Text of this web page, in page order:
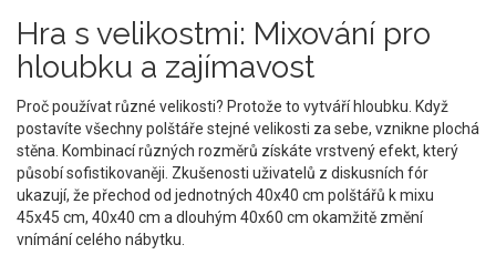
Hra s velikostmi: Mixování pro
hloubku a zajímavost
Proč používat různé velikosti? Protože to vytváří hloubku. Když
postavíte všechny polštáře stejné velikosti za sebe, vznikne plochá
stěna. Kombinací různých rozměrů získáte vrstvený efekt, který
působí sofistikovaněji. Zkušenosti uživatelů z diskusních fór
ukazují, že přechod od jednotných 40x40 cm polštářů k mixu
45x45 cm, 40x40 cm a dlouhým 40x60 cm okamžitě změní
vnímání celého nábytku.